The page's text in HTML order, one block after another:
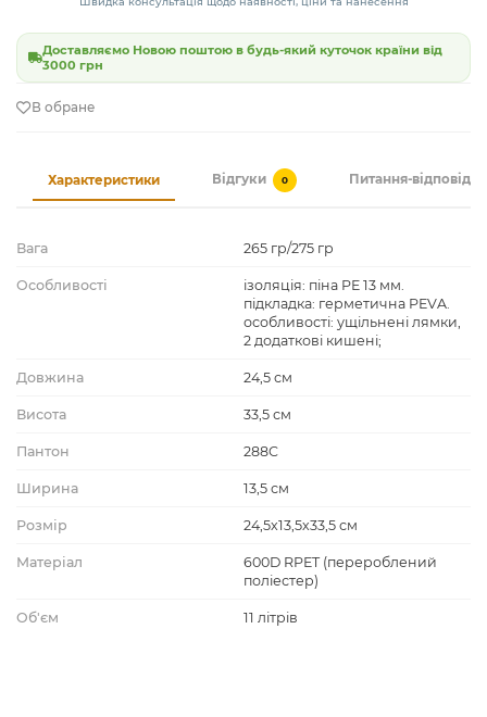
Доставляємо Новою поштою в будь-який куточок країни від
3000 грн
В обране
Характеристики Відгуки 0 Питання-відповідь
Вага 265 гр/275 гр
Особливості
ізоляція: піна PE 13 мм.
підкладка: герметична PEVA.
особливості: ущільнені лямки,
2 додаткові кишені;
Довжина 24,5 см
Висота 33,5 см
Пантон 288C
Ширина 13,5 см
Розмір 24,5х13,5х33,5 см
Матеріал
600D RPET (перероблений
поліестер)
Об'єм 11 літрів